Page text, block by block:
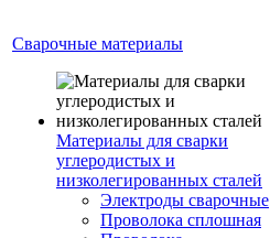
Сварочные материалы
Материалы для сварки
углеродистых и
низколегированных сталей
Электроды сварочные
Проволока сплошная